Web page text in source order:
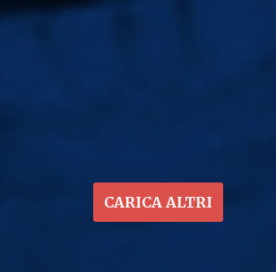
Paginazione
CARICA ALTRI